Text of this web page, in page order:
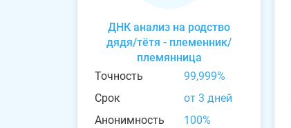
ДНК анализ на родство
дядя/тётя - племенник/
племянница
Точность
99,999%
Срок
от 3 дней
Анонимность
100%